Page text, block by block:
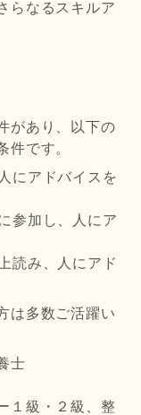
らなるスキルア
があり、以下の
件です。
にアドバイスを
参加し、人にア
読み、人にアド
は多数ご活躍い
士
１級・２級、整